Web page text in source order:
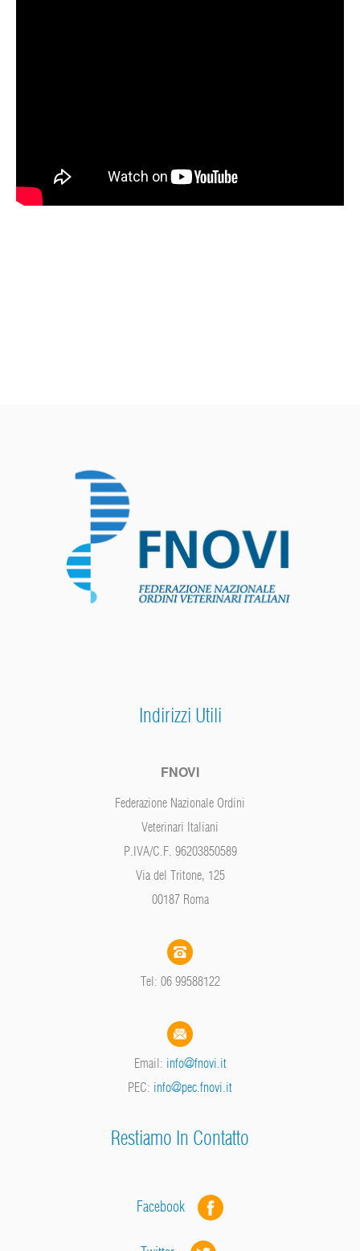
Indirizzi Utili
FNOVI
Federazione Nazionale Ordini
Veterinari Italiani
P.IVA/C.F. 96203850589
Via del Tritone, 125
00187 Roma
Tel: 06 99588122
Email: info@fnovi.it
PEC: info@pec.fnovi.it
Restiamo In Contatto
Facebook